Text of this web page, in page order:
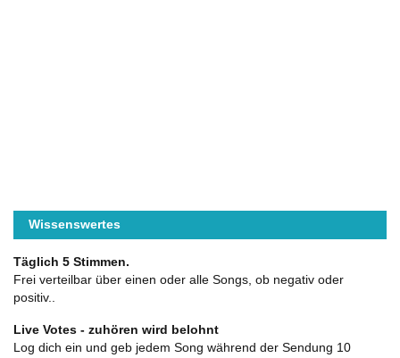
Wissenswertes
Täglich 5 Stimmen.
Frei verteilbar über einen oder alle Songs, ob negativ oder
positiv..
Live Votes - zuhören wird belohnt
Log dich ein und geb jedem Song während der Sendung 10